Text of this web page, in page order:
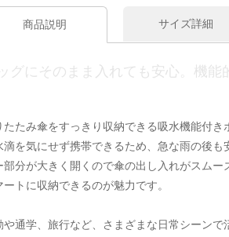
商品説明 サイズ詳細
グにそのまま入れても安心。機能
たたみ傘をすっきり収納できる吸水機能付き
滴を気にせず携帯できるため、急な雨の後も
部分が大きく開くので傘の出し入れがスムー
ートに収納できるのが魅力です。
や通学、旅行など、さまざまな日常シーンで